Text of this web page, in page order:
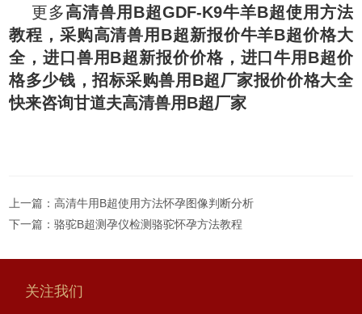
更多高清兽用B超GDF-K9牛羊B超使用方法
教程， 采购高清兽用B超新报价牛羊B超价格大
全 ，进口兽用B超新报价价格，进口牛用B超价
格多少钱，招标采购兽用B超厂家报价价格大全
快来咨询甘道夫高清兽用B超厂家
上一篇：高清牛用B超使用方法怀孕图像判断分析
下一篇：骆驼B超测孕仪检测骆驼怀孕方法教程
关注我们